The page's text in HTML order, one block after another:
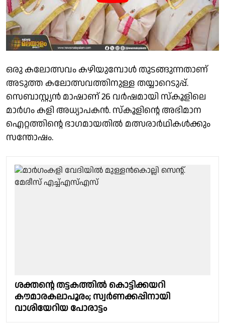
ഒരു കലോത്സവം കഴിയുമ്പോൾ തുടങ്ങുന്നതാണ്
അടുത്ത കലോത്സവത്തിനുള്ള തയ്യാറെടുപ്പ്.
സെബാസ്റ്റ്യൻ മാഷാണ് 26 വർഷമായി സ്കൂളിലെ
മാർഗം കളി അധ്യാപകൻ. സ്കൂളിന്റെ അഭിമാന
ഐറ്റത്തിന്റെ ഭാഗമായതിൽ മത്സരാർഥികൾക്കും
സന്തോഷം.
ശക്തൻ്റെ തട്ടകത്തിൽ കൊട്ടിക്കയറി
കൗമാരകലാപൂരം; സ്വർണക്കപ്പിനായി
വാശിയേറിയ പോരാട്ടം